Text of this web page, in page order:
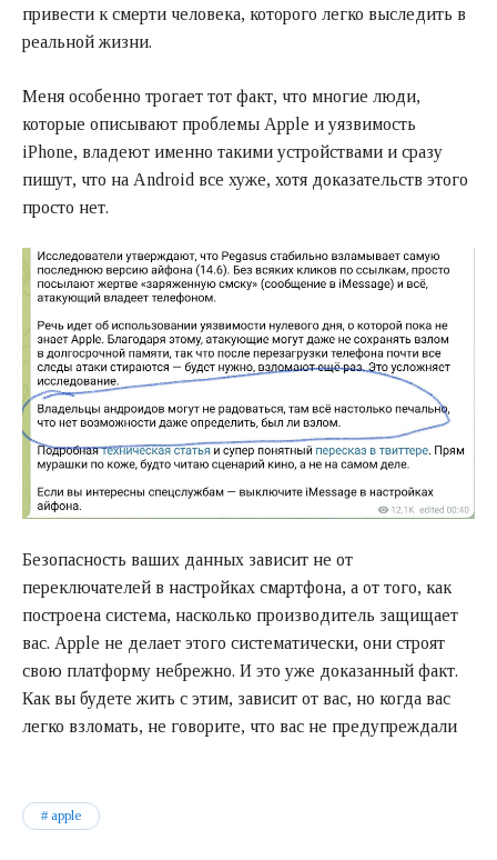
привести к смерти человека, которого легко выследить в
реальной жизни.
Меня особенно трогает тот факт, что многие люди,
которые описывают проблемы Apple и уязвимость
iPhone, владеют именно такими устройствами и сразу
пишут, что на Android все хуже, хотя доказательств этого
просто нет.
Безопасность ваших данных зависит не от
переключателей в настройках смартфона, а от того, как
построена система, насколько производитель защищает
вас. Apple не делает этого систематически, они строят
свою платформу небрежно. И это уже доказанный факт.
Как вы будете жить с этим, зависит от вас, но когда вас
легко взломать, не говорите, что вас не предупреждали
apple